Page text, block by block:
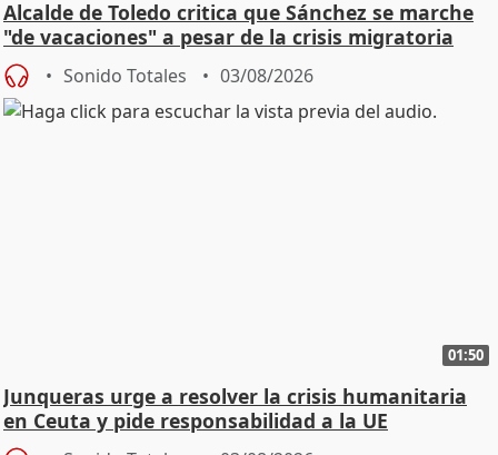
Alcalde de Toledo critica que Sánchez se marche
"de vacaciones" a pesar de la crisis migratoria
Sonido Totales 03/08/2026
01:50
Junqueras urge a resolver la crisis humanitaria
en Ceuta y pide responsabilidad a la UE